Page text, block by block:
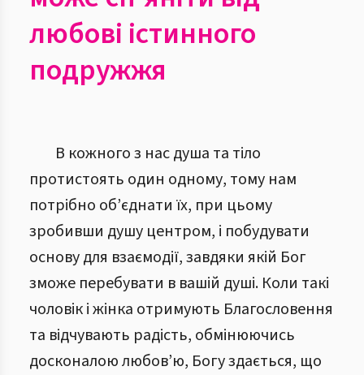
любові істинного
подружжя
В кожного з нас душа та тіло
протистоять один одному, тому нам
потрібно об’єднати їх, при цьому
зробивши душу центром, і побудувати
основу для взаємодії, завдяки якій Бог
зможе перебувати в вашій душі. Коли такі
чоловік і жінка отримують Благословення
та відчувають радість, обмінюючись
досконалою любов’ю, Богу здається, що